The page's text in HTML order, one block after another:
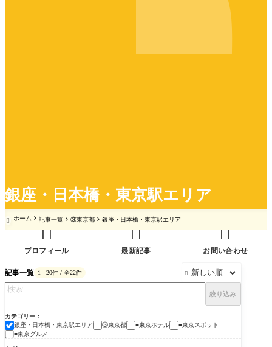
銀座・日本橋・東京駅エリア
 ホーム 記事一覧 ③東京都 銀座・日本橋・東京駅エリア

プロフィール

最新記事

お問い合わせ
記事一覧 1 - 20件 / 全22件 
絞り込み
カテゴリー
銀座・日本橋・東京駅エリア
③東京都 ■東京ホテル
■東京スポット
■東京グルメ